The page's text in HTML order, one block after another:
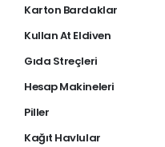
Karton Bardaklar
Kullan At Eldiven
Gıda Streçleri
Hesap Makineleri
Piller
Kağıt Havlular